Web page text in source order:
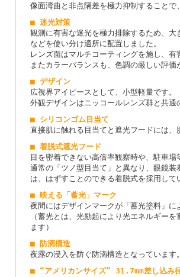
像面湾曲と非点隔差を極力抑制することで
■ 迷光対策
観測に有害な迷光を極力排除するため、
などを使い分け適所に配置しました。
レンズ面はマルチコーティングを施し、有
またカラーバランスも、色調の厳しい評
■ デザイン
広視界アイピースとして、小型軽量です。
外観デザインはニッコールレンズ群と共通
■ シリコンゴム目当て
直接肌に触れる目当てと遮光フードには、
■ 着脱式遮光フード
目を密着できない高倍率観察時や、駐車場
通常の「ツノ型目当て」と異なり、眼鏡
は、はずすことのできる着脱式を採用して
■ 映える「蓄光」マーク
夜間にはデザインマークが「蓄光塗料」に
（蓄光とは、光励起により光エネルギー
ます）
■ 防滴構造
夜露の浸入を防ぐ防滴構造となっています。
■ “アメリカンサイズ” 31.7mm差し込み